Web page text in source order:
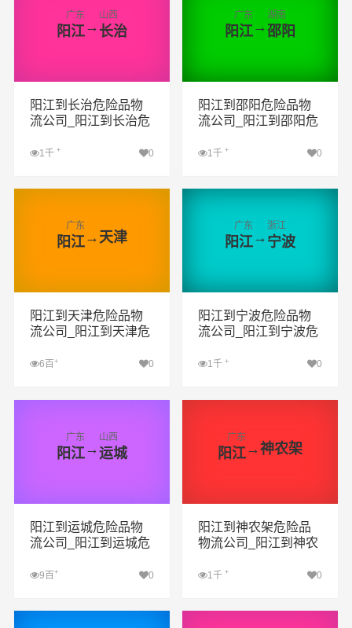
广东
阳江→
山西
长治
阳江到长治危险品物
流公司_阳江到长治危
长治危险品专线
1千 + 0
查看详细
广东
阳江→
湖南
邵阳
阳江到邵阳危险品物
流公司_阳江到邵阳危
邵阳危险品专线
1千+ 0
查看详细
广东
阳江→ 天津
阳江到天津危险品物
流公司_阳江到天津危
天津危险品专线
6百 + 0
查看详细
广东
阳江→
浙江
宁波
阳江到宁波危险品物
流公司_阳江到宁波危
宁波危险品专线
1千+ 0
查看详细
广东
阳江→
山西
运城
阳江到运城危险品物
流公司_阳江到运城危
运城危险品专线
9百+ 0
查看详细
广东
阳江→神农架
阳江到神农架危险品
物流公司_阳江到神农
江到神农架危险品专
1千+ 0
查看详细